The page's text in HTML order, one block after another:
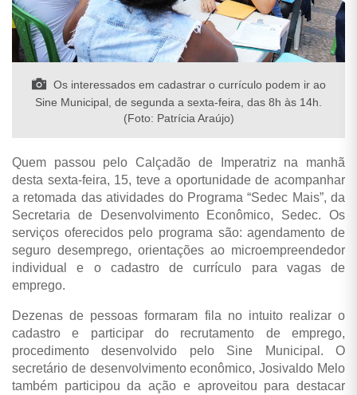
Os interessados em cadastrar o currículo podem ir ao
Sine Municipal, de segunda a sexta-feira, das 8h às 14h.
(Foto: Patrícia Araújo)
Quem passou pelo Calçadão de Imperatriz na manhã
desta sexta-feira, 15, teve a oportunidade de acompanhar
a retomada das atividades do Programa “Sedec Mais”, da
Secretaria de Desenvolvimento Econômico, Sedec. Os
serviços oferecidos pelo programa são: agendamento de
seguro desemprego, orientações ao microempreendedor
individual e o cadastro de currículo para vagas de
emprego.
Dezenas de pessoas formaram fila no intuito realizar o
cadastro e participar do recrutamento de emprego,
procedimento desenvolvido pelo Sine Municipal. O
secretário de desenvolvimento econômico, Josivaldo Melo
também participou da ação e aproveitou para destacar